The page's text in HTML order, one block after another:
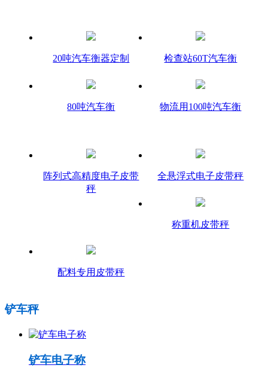
20吨汽车衡器定制 检查站60T汽车衡
80吨汽车衡 物流用100吨汽车衡
阵列式高精度电子皮带
秤
全悬浮式电子皮带秤
称重机皮带秤
配料专用皮带秤
铲车秤
铲车电子称